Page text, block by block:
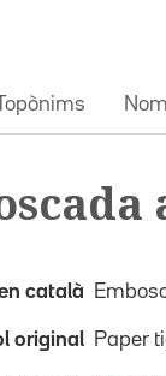
català
original Paper